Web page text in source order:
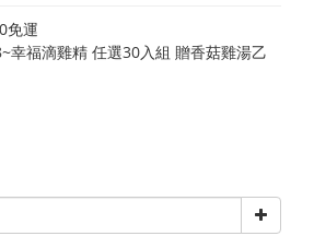
免運
幸福滴雞精 任選30入組 贈香菇雞湯乙